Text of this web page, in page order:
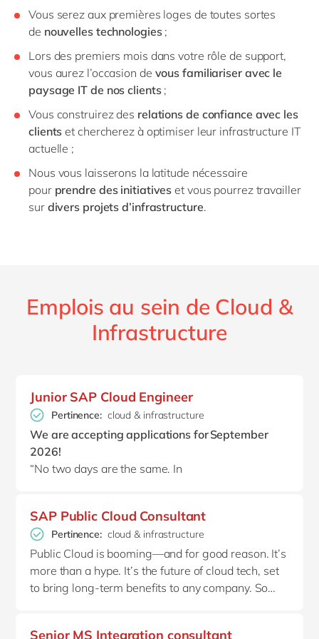
Vous serez aux premières loges de toutes sortes
de nouvelles technologies ;
Lors des premiers mois dans votre rôle de support,
vous aurez l’occasion de vous familiariser avec le
paysage IT de nos clients ;
Vous construirez des relations de confiance avec les
clientset chercherez à optimiser leur infrastructure IT
actuelle ;
Nous vous laisserons la latitude nécessaire
pour prendre des initiatives et vous pourrez travailler
sur divers projets d’infrastructure.
Emplois au sein de Cloud &
Infrastructure
Junior SAP Cloud Engineer
Pertinence: cloud & infrastructure
We are accepting applications for September
2026!
“No two days are the same. In
working on a project. In between, there's always
time for a game of table football with colleagues.
What I appreciate most is the flexibility
and variety of work. But above all: the team. We
look out for each other, have a good laugh, and
SAP Public Cloud Consultant
Pertinence: cloud & infrastructure
Public Cloud is booming—and for good reason. It’s
more than a hype. It’s the future of cloud tech, set
to bring long-term benefits to any company. So
Senior MS Integration consultant